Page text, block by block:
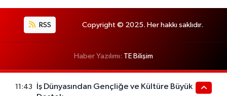
RSS Copyright © 2025. Her hakkı saklıdır.
Haber Yazılımı: TE Bilişim
11:43
İş Dünyasından Gençliğe ve Kültüre Büyük